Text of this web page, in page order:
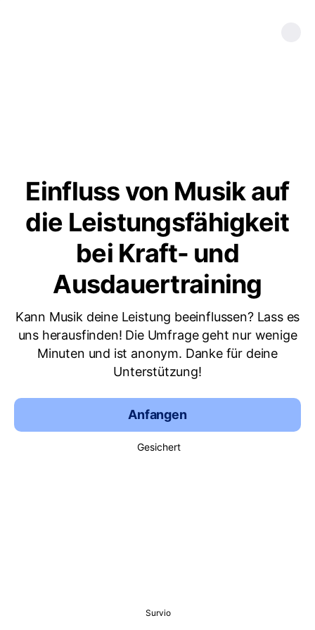
Einfluss von Musik auf
die Leistungsfähigkeit
bei Kraft- und
Ausdauertraining
Kann Musik deine Leistung beeinflussen? Lass es
uns herausfinden! Die Umfrage geht nur wenige
Minuten und ist anonym. Danke für deine
Unterstützung!
Anfangen
Gesichert
Survio